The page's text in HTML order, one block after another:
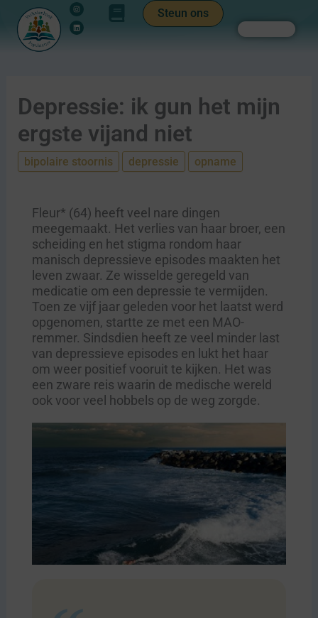
inhoud
naar
Instagram
Linkedin
Steun ons
Zoeken
Depressie: ik gun het mijn
ergste vijand niet
bipolaire stoornis depressie opname
Fleur* (64) heeft veel nare dingen
meegemaakt. Het verlies van haar broer, een
scheiding en het stigma rondom haar
manisch depressieve episodes maakten het
leven zwaar. Ze wisselde geregeld van
medicatie om een depressie te vermijden.
Toen ze vijf jaar geleden voor het laatst werd
opgenomen, startte ze met een MAO-
remmer. Sindsdien heeft ze veel minder last
van depressieve episodes en lukt het haar
om weer positief vooruit te kijken. Het was
een zware reis waarin de medische wereld
ook voor veel hobbels op de weg zorgde.